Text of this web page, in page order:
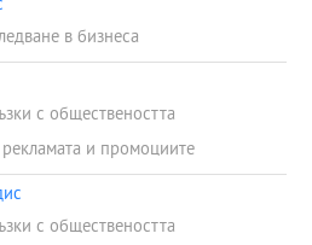
в бизнеса
с обществеността
и промоциите
с обществеността